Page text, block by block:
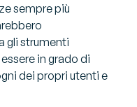
sempre più
gli strumenti
in grado di
dei propri utenti e